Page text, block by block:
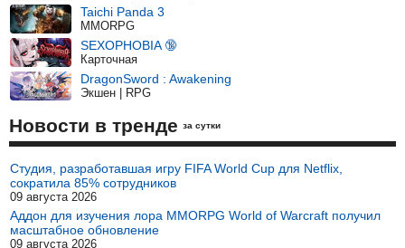
Taichi Panda 3
MMORPG
SEXOPHOBIA 🔞
Карточная
DragonSword : Awakening
Экшен | RPG
Новости в тренде за сутки
Студия, разработавшая игру FIFA World Cup для Netflix,
сократила 85% сотрудников
09 августа 2026
Аддон для изучения лора MMORPG World of Warcraft получил
масштабное обновление
09 августа 2026